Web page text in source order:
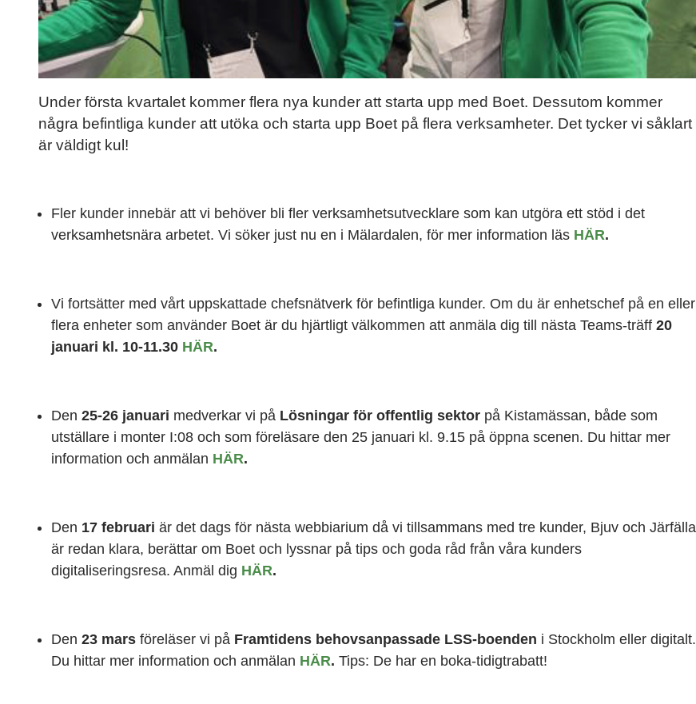
Under första kvartalet kommer flera nya kunder att starta upp med Boet. Dessutom kommer
några befintliga kunder att utöka och starta upp Boet på flera verksamheter. Det tycker vi såklart
är väldigt kul!
Fler kunder innebär att vi behöver bli fler verksamhetsutvecklare som kan utgöra ett stöd i det
verksamhetsnära arbetet. Vi söker just nu en i Mälardalen, för mer information läs HÄR.
Vi fortsätter med vårt uppskattade chefsnätverk för befintliga kunder. Om du är enhetschef på en eller
flera enheter som använder Boet är du hjärtligt välkommen att anmäla dig till nästa Teams-träff 20
januari kl. 10-11.30 HÄR.
Den 25-26 januari medverkar vi på Lösningar för offentlig sektor på Kistamässan, både som
utställare i monter I:08 och som föreläsare den 25 januari kl. 9.15 på öppna scenen. Du hittar mer
information och anmälan HÄR.
Den 17 februari är det dags för nästa webbiarium då vi tillsammans med tre kunder, Bjuv och Järfälla
är redan klara, berättar om Boet och lyssnar på tips och goda råd från våra kunders
digitaliseringsresa. Anmäl dig HÄR.
Den 23 mars föreläser vi på Framtidens behovsanpassade LSS-boenden i Stockholm eller digitalt.
Du hittar mer information och anmälan HÄR. Tips: De har en boka-tidigtrabatt!